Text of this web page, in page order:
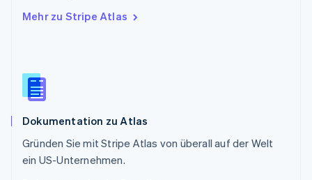
Mehr zu Stripe Atlas
Dokumentation zu Atlas
Gründen Sie mit Stripe Atlas von überall auf der Welt
ein US-Unternehmen.
Slowenien
English
Spanien
Thailand
Tschechische Republik
English